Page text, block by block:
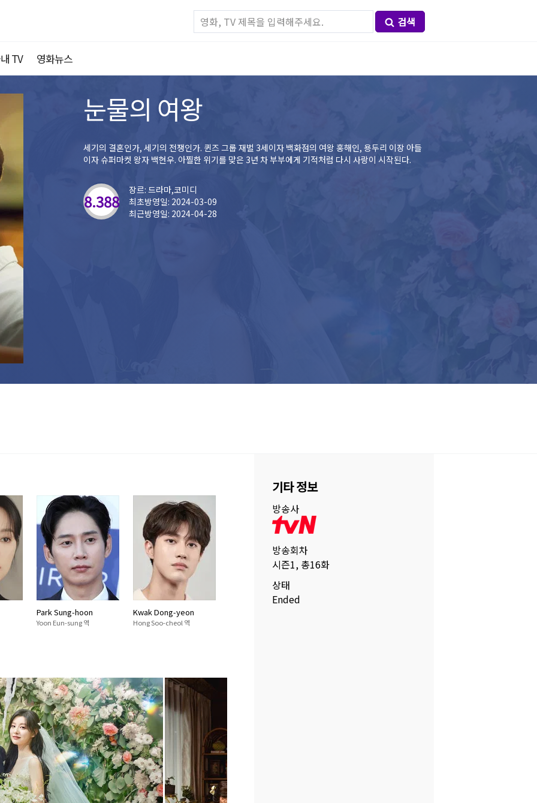
검색
TV 영화뉴스
눈물의 여왕
세기의 결혼인가, 세기의 전쟁인가. 퀸즈 그룹 재벌 3세이자 백화점의 여왕 홍해인, 용두리 이장 아들
이자 슈퍼마켓 왕자 백현우. 아찔한 위기를 맞은 3년 차 부부에게 기적처럼 다시 사랑이 시작된다.
8.388
장르: 드라마,코미디
최초방영일: 2024-03-09
최근방영일: 2024-04-28
Park Sung-hoon
Yoon Eun-sung 역
Kwak Dong-yeon
Hong Soo-cheol 역
기타 정보
방송사
방송회차
시즌1, 총16화
상태
Ended